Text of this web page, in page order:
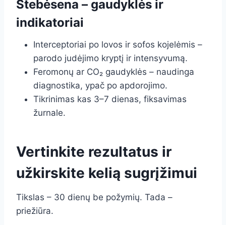
Stebėsena – gaudyklės ir
indikatoriai
Interceptoriai po lovos ir sofos kojelėmis –
parodo judėjimo kryptį ir intensyvumą.
Feromonų ar CO₂ gaudyklės – naudinga
diagnostika, ypač po apdorojimo.
Tikrinimas kas 3–7 dienas, fiksavimas
žurnale.
Vertinkite rezultatus ir
užkirskite kelią sugrįžimui
Tikslas – 30 dienų be požymių. Tada –
priežiūra.